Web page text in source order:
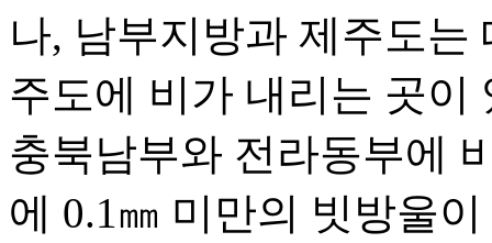
나, 남부지방과 제주도는
주도에 비가 내리는 곳이
충북남부와 전라동부에
에 0.1㎜ 미만의 빗방울